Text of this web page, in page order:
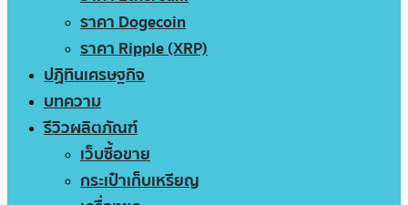
ราคา Dogecoin
ราคา Ripple (XRP)
ปฏิทินเศรษฐกิจ
บทความ
รีวิวผลิตภัณฑ์
เว็บซื้อขาย
กระเป๋าเก็บเหรียญ